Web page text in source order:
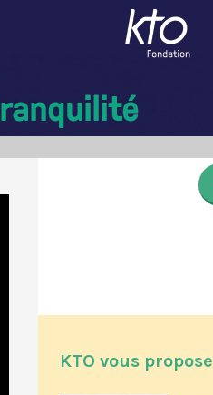
KTO vous propose